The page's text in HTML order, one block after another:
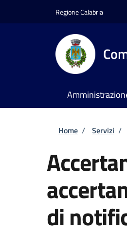
Regione Calabria
Briciole
Home / Servizi /
di